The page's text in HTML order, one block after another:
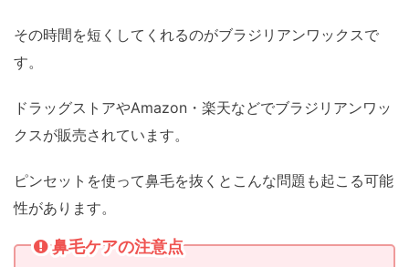
その時間を短くしてくれるのがブラジリアンワックスで
す。
ドラッグストアやAmazon・楽天などでブラジリアンワッ
クスが販売されています。
ピンセットを使って鼻毛を抜くとこんな問題も起こる可能
性があります。
鼻毛ケアの注意点